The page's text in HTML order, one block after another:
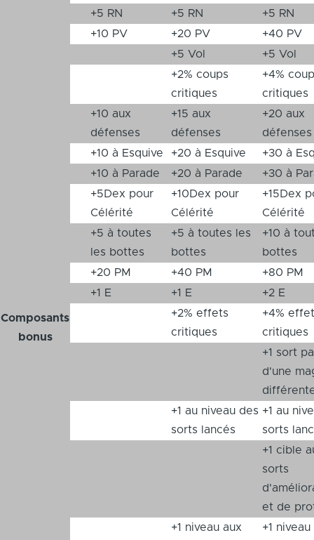
Composants
bonus
+5 RN
+5 RN
+5 RN
+10 PV
+20 PV
+40 PV
+5 Vol
+5 Vol
+2% coups
critiques
+4%
critiques
+10 aux
défenses
+15 aux
défenses
+20 aux
défenses
+10 à Esquive
+20 à Esquive
+30 à
+10 à Parade
+20 à Parade
+30 à
+5Dex pour
Célérité
+10Dex pour
Célérité
+15Dex
Célérité
+5 à toutes
les bottes
+5 à toutes les
bottes
+10 à
bottes
+20 PM
+40 PM
+80 PM
+1 E
+1 E
+2 E
+2% effets
critiques
+4%
critiques
+1 sort
d'une
+1 au niveau des
sorts lancés
+1 au
sorts
+1 cible
sorts
et de
+1 niveau aux
+1 niveau